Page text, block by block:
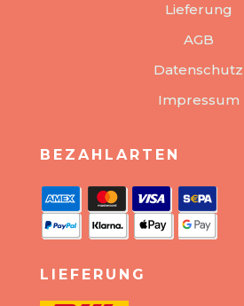
Lieferung
AGB
Datenschutz
Impressum
BEZAHLARTEN
LIEFERUNG